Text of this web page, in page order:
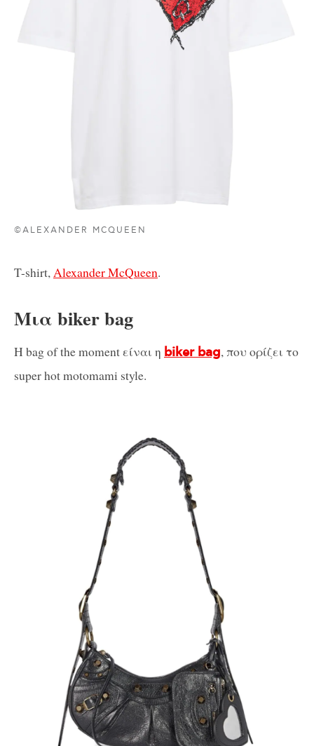
©ALEXANDER MCQUEEN
T-shirt, Alexander McQueen.
Μια biker bag
Η bag of the moment είναι η biker bag, που ορίζει το
super hot motomami style.